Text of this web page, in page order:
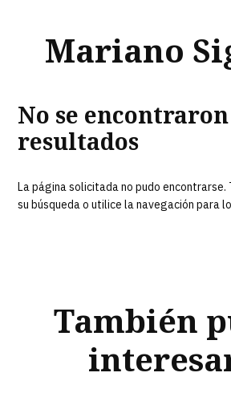
Mariano
No se encontraron
resultados
La página solicitada no pudo
su búsqueda o utilice la navegación para
También